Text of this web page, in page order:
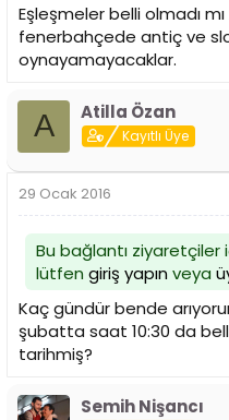
Eşleşmeler belli olmadı
fenerbahçede antiç ve
oynayamayacaklar.
A Atilla Özan
Kayıtlı Üye
29 Ocak 2016
Bu bağlantı ziyaretçiler
lütfen giriş yapınveya
Kaç gündür bende
şubatta saat 10:30 da
tarihmiş?
Semih Nişancı